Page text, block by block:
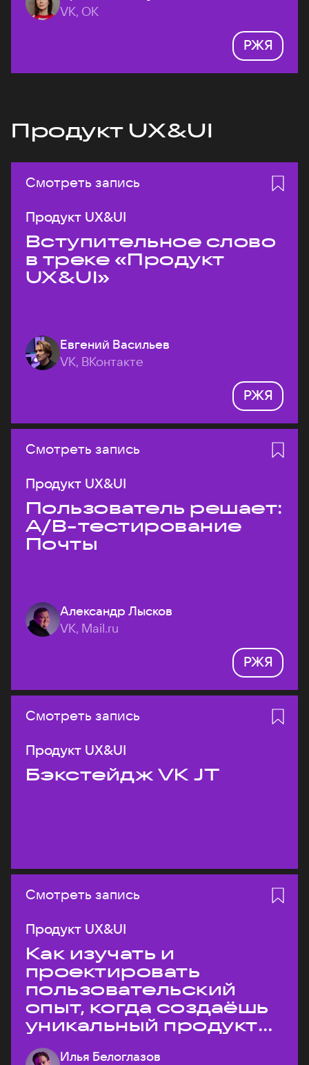
VK, ОК
РЖЯ
Продукт UX&UI
Смотреть запись
Продукт UX&UI
Вступительное слово
в треке «Продукт
UX&UI»
Евгений Васильев
VK, ВКонтакте
РЖЯ
Смотреть запись
Продукт UX&UI
Пользователь решает:
A/B-тестирование
Почты
Александр Лысков
VK, Mail.ru
РЖЯ
Смотреть запись
Продукт UX&UI
Бэкстейдж VK JT
Смотреть запись
Продукт UX&UI
Как изучать и
проектировать
пользовательский
опыт, когда создаёшь
уникальный продукт
на рынке?
Илья Белоглазов